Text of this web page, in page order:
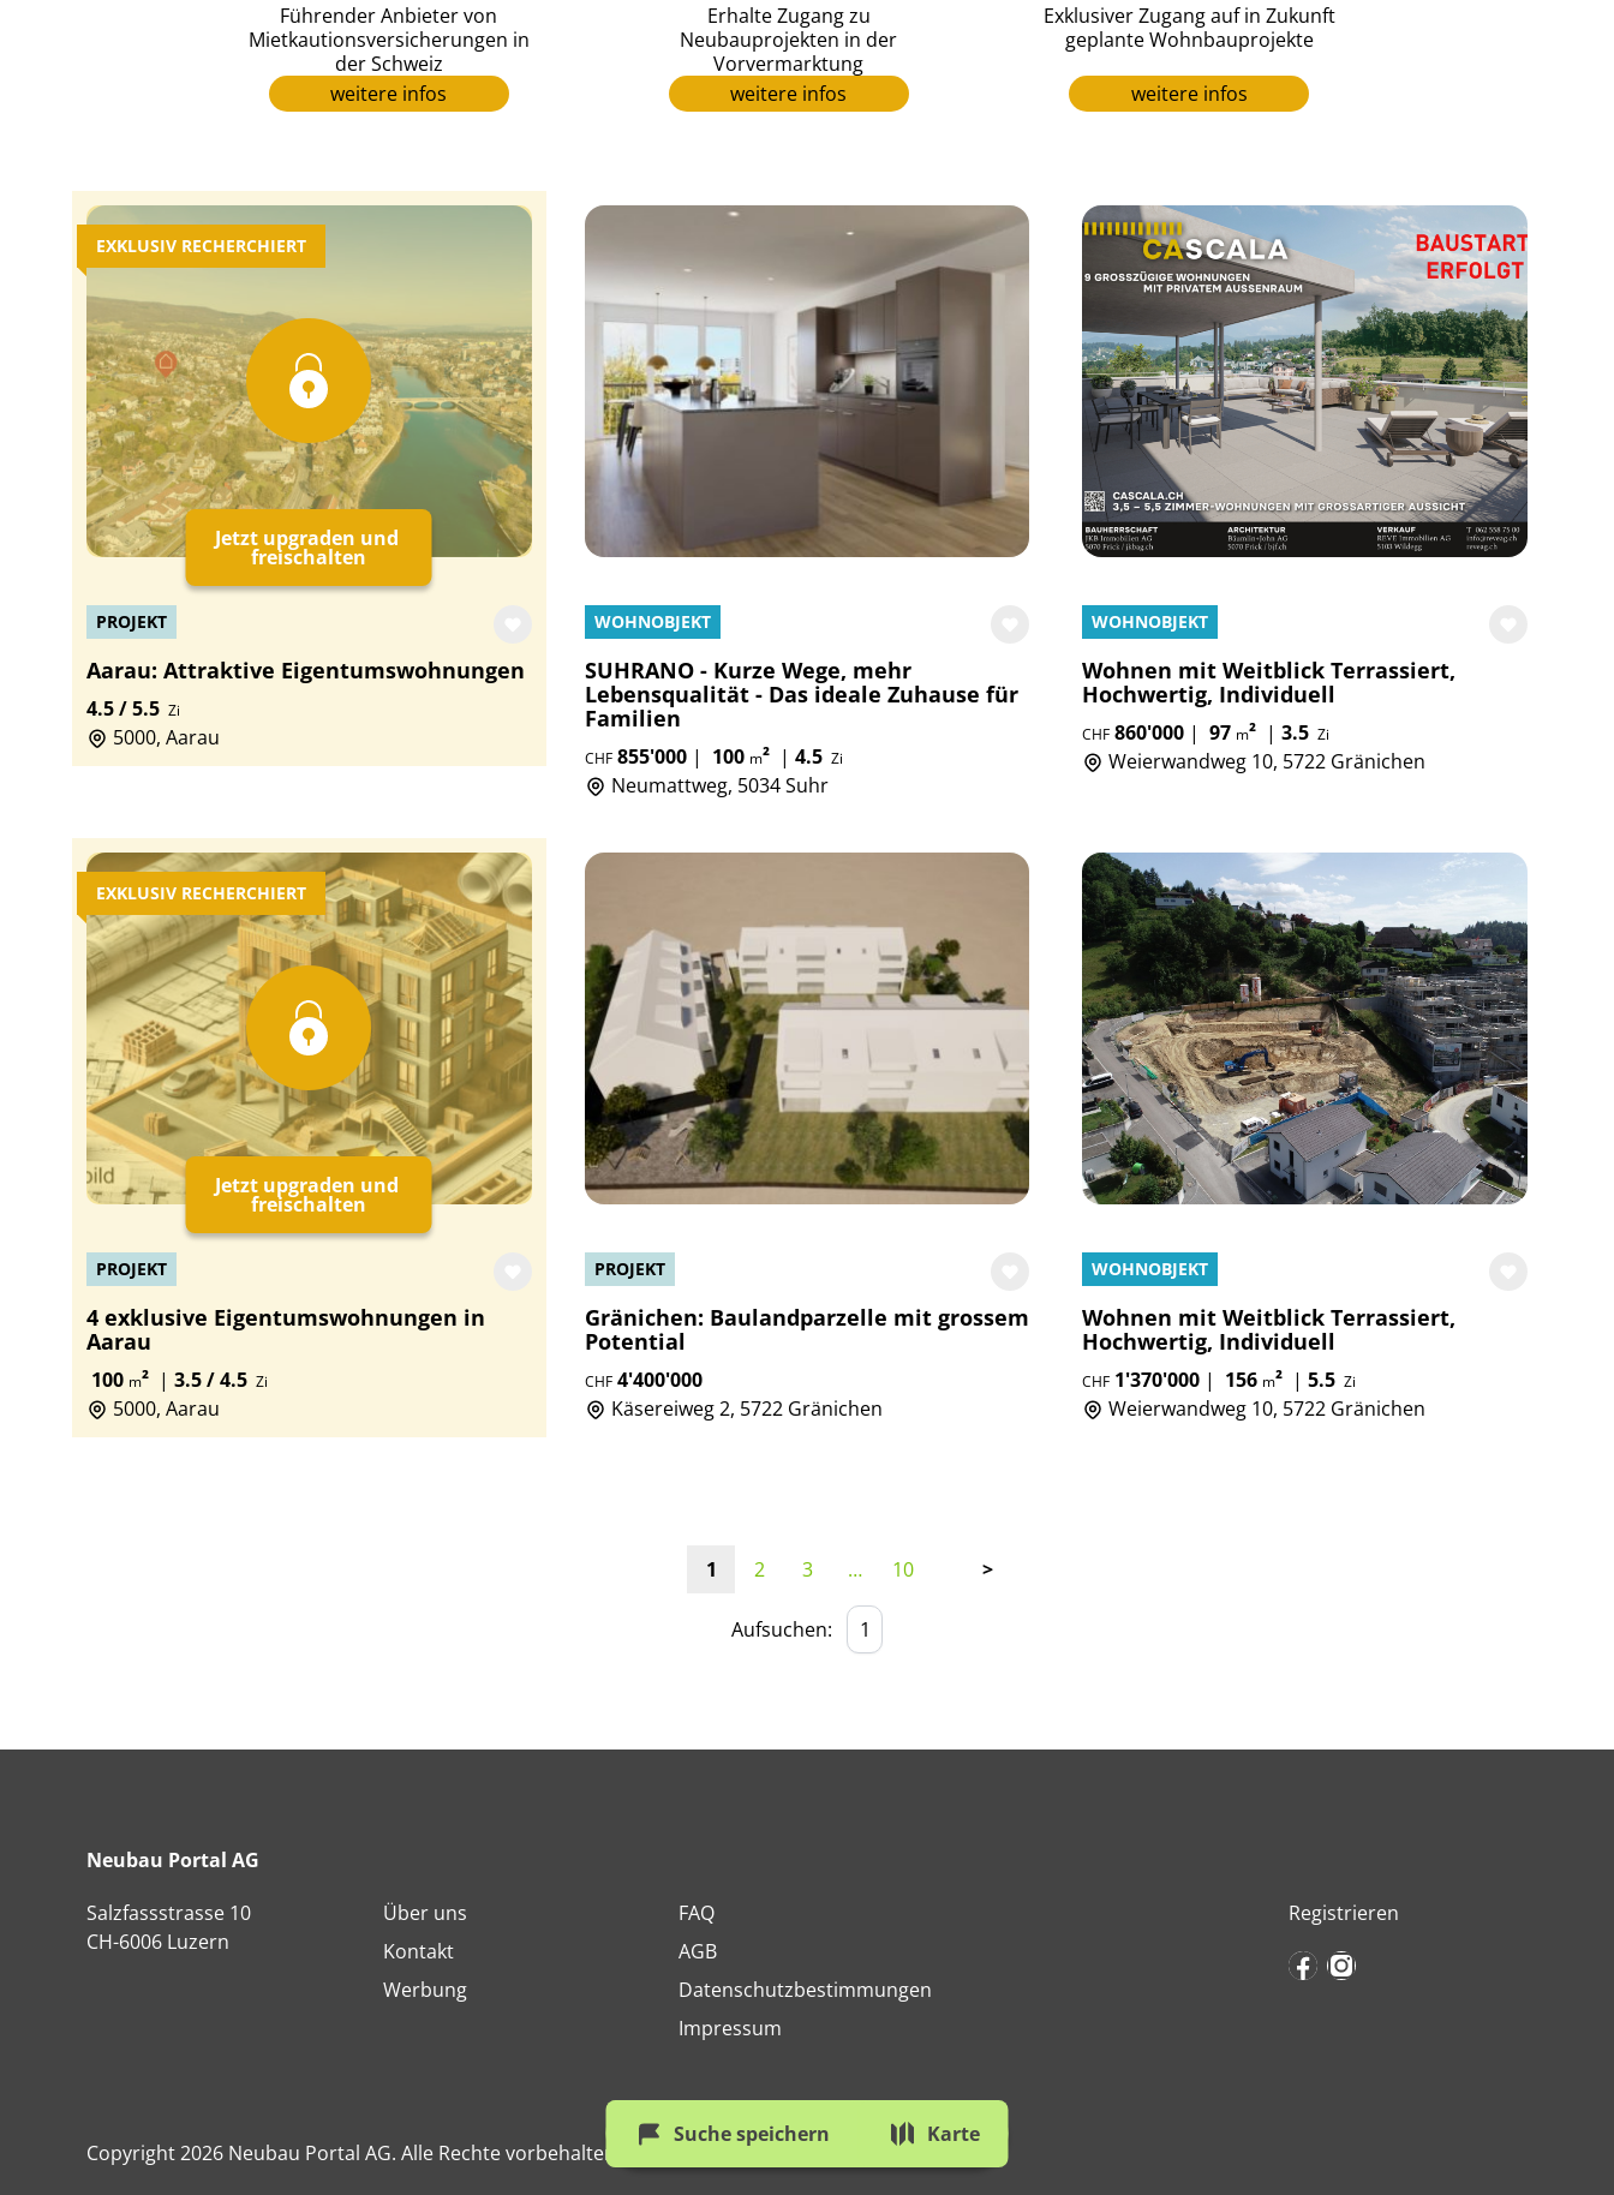
Führender Anbieter von
Mietkautionsversicherungen in
der Schweiz
weitere infos
Erhalte Zugang zu
Neubauprojekten in der
Vorvermarktung
weitere infos
Exklusiver Zugang auf in Zukunft
geplante Wohnbauprojekte
weitere infos
EXKLUSIV RECHERCHIERT
Jetzt upgraden und
freischalten
PROJEKT
Aarau: Attraktive Eigentumswohnungen
4.5 / 5.5 Zi
5000, Aarau
WOHNOBJEKT
SUHRANO - Kurze Wege, mehr
Lebensqualität - Das ideale Zuhause für
Familien
CHF855'000| 100 m² | 4.5 Zi
Neumattweg, 5034 Suhr
WOHNOBJEKT
Wohnen mit Weitblick Terrassiert,
Hochwertig, Individuell
CHF 860'000 | 97 m² |3.5 Zi
Weierwandweg 10, 5722 Gränichen
EXKLUSIV RECHERCHIERT
Jetzt upgraden und
freischalten
PROJEKT
4 exklusive Eigentumswohnungen in
Aarau
100 m² | 3.5 / 4.5 Zi
5000, Aarau
PROJEKT
Gränichen: Baulandparzelle mit grossem
Potential
CHF4'400'000
Käsereiweg 2, 5722 Gränichen
WOHNOBJEKT
Wohnen mit Weitblick Terrassiert,
Hochwertig, Individuell
CHF 1'370'000 | 156 m² |5.5 Zi
Weierwandweg 10, 5722 Gränichen
1 2 3 … 10 >
Aufsuchen:
Suche speichern Karte
Neubau Portal AG
Salzfassstrasse 10
CH-6006 Luzern
Über uns
Kontakt
Werbung
FAQ
AGB
Datenschutzbestimmungen
Impressum
Registrieren
Copyright 2026 Neubau Portal AG. Alle Rechte vorbehalten.